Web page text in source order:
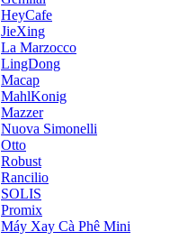
HeyCafe
JieXing
La Marzocco
LingDong
Macap
MahlKonig
Mazzer
Nuova Simonelli
Otto
Robust
Rancilio
SOLIS
Promix
Máy Xay Cà Phê Mini